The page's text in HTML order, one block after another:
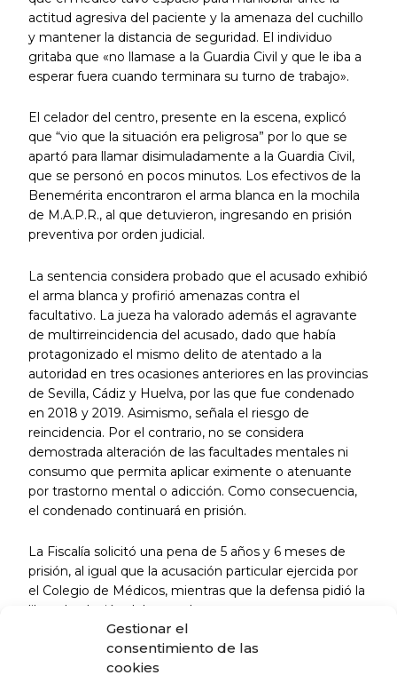
Gestionar el
consentimiento de las
cookies
actitud agresiva del paciente y la amenaza del cuchillo
y mantener la distancia de seguridad. El individuo
gritaba que «no llamase a la Guardia Civil y que le iba a
esperar fuera cuando terminara su turno de trabajo».
El celador del centro, presente en la escena, explicó
que “vio que la situación era peligrosa” por lo que se
apartó para llamar disimuladamente a la Guardia Civil,
que se personó en pocos minutos. Los efectivos de la
Benemérita encontraron el arma blanca en la mochila
de M.A.P.R., al que detuvieron, ingresando en prisión
preventiva por orden judicial.
La sentencia considera probado que el acusado exhibió
el arma blanca y profirió amenazas contra el
facultativo. La jueza ha valorado además el agravante
de multirreincidencia del acusado, dado que había
protagonizado el mismo delito de atentado a la
autoridad en tres ocasiones anteriores en las provincias
de Sevilla, Cádiz y Huelva, por las que fue condenado
en 2018 y 2019. Asimismo, señala el riesgo de
reincidencia. Por el contrario, no se considera
demostrada alteración de las facultades mentales ni
consumo que permita aplicar eximente o atenuante
por trastorno mental o adicción. Como consecuencia,
el condenado continuará en prisión.
La Fiscalía solicitó una pena de 5 años y 6 meses de
prisión, al igual que la acusación particular ejercida por
el Colegio de Médicos, mientras que la defensa pidió la
libre absolución del acusado.
La jueza ha considerado que el relato del acusado «no
ha resultado en modo alguno convincente» mientras